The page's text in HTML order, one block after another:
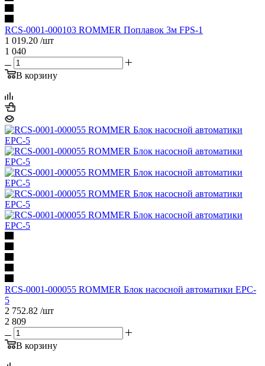
RCS-0001-000103 ROMMER Поплавок 3м FPS-1
1 019.20 /шт
1 040
В корзину
RCS-0001-000055 ROMMER Блок насосной автоматики EPC-
5
2 752.82 /шт
2 809
В корзину